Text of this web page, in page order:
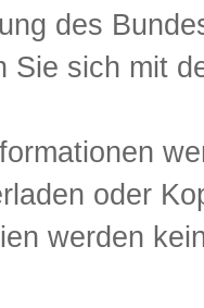
des
Sie sich mit
oder
werden